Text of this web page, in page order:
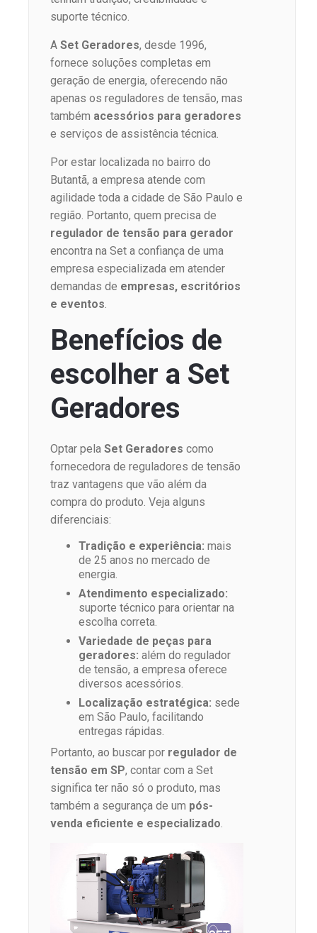
suporte técnico.
A Set Geradores, desde 1996,
fornece soluções completas em
geração de energia, oferecendo não
apenas os reguladores de tensão, mas
também acessórios para geradores
e serviços de assistência técnica.
Por estar localizada no bairro do
Butantã, a empresa atende com
agilidade toda a cidade de São Paulo e
região. Portanto, quem precisa de
regulador de tensão para gerador
encontra na Set a confiança de uma
empresa especializada em atender
demandas de empresas, escritórios
e eventos
Benefícios de
escolher a Set
Geradores
Optar pela Set Geradores como
fornecedora de reguladores de tensão
traz vantagens que vão além da
compra do produto. Veja alguns
diferenciais:
Tradição e experiência: mais
de 25 anos no mercado de
energia.
Atendimento especializado:
suporte técnico para orientar na
escolha correta.
Variedade de peças para
geradores: além do regulador
de tensão, a empresa oferece
diversos acessórios.
Localização estratégica: sede
em São Paulo, facilitando
entregas rápidas.
Portanto, ao buscar por regulador de
tensão em SP, contar com a Set
significa ter não só o produto, mas
também a segurança de um pós-
venda eficiente e especializado